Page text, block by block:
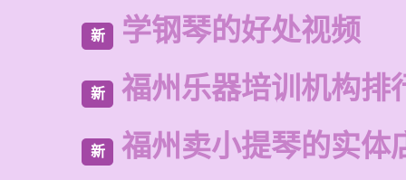
新 学钢琴的好处视频
新 福州乐器培训机构排
新 福州卖小提琴的实体